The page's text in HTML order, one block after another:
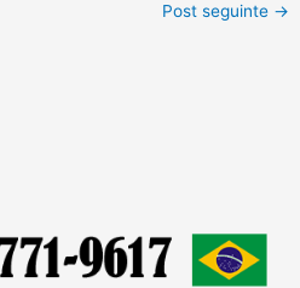
Post seguinte →